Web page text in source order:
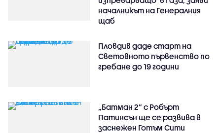
началникът на Генералния
щаб
Пловдив даде старт на
Световното първенство по
гребане до 19 години
„Батман 2“ с Робърт
Патинсън ще се развива в
заснежен Готъм Сити